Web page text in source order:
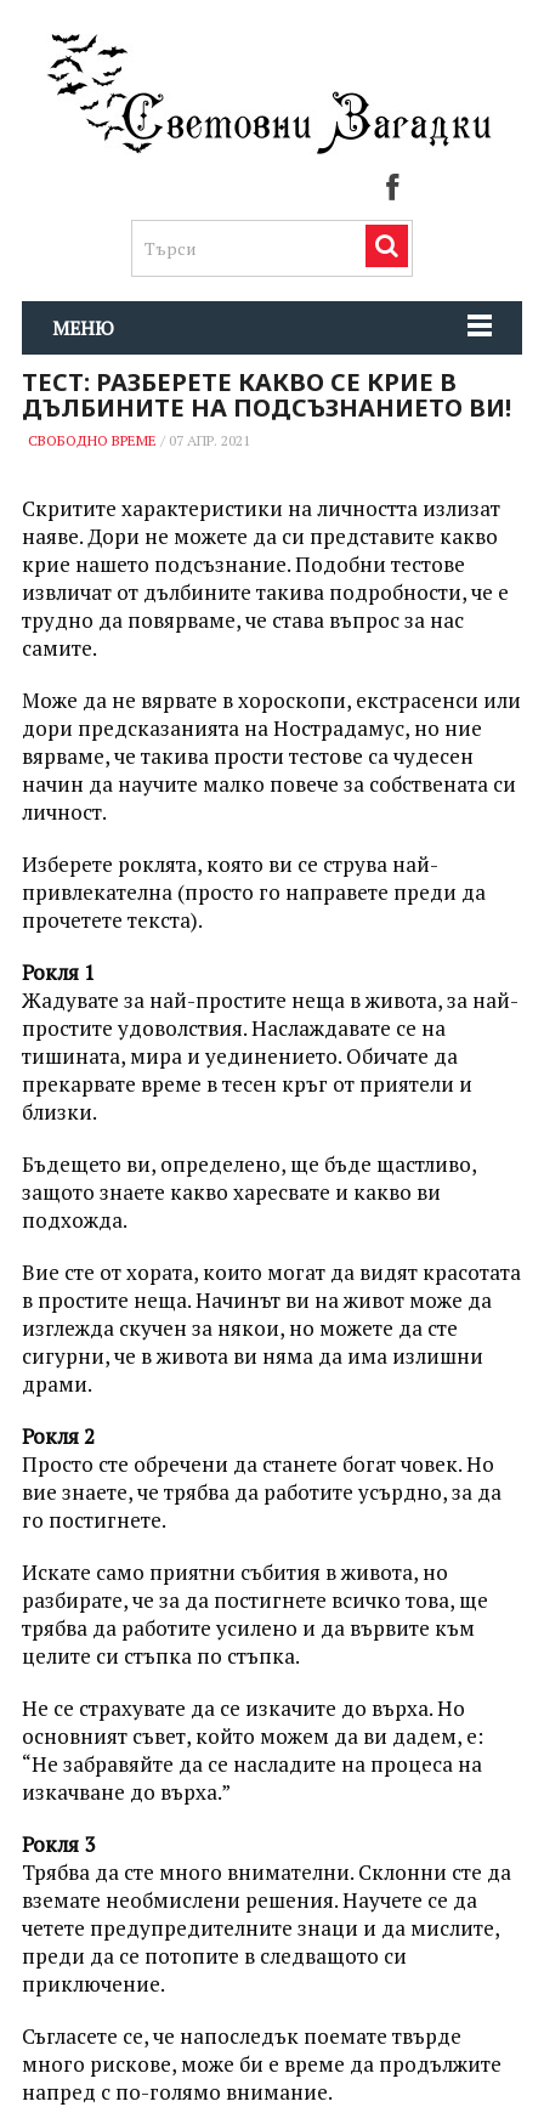
МЕНЮ
ТЕСТ: РАЗБЕРЕТЕ КАКВО СЕ КРИЕ В
ДЪЛБИНИТЕ НА ПОДСЪЗНАНИЕТО ВИ!
СВОБОДНО ВРЕМЕ / 07 АПР. 2021
Скритите характеристики на личността излизат
наяве. Дори не можете да си представите какво
крие нашето подсъзнание. Подобни тестове
извличат от дълбините такива подробности, че е
трудно да повярваме, че става въпрос за нас
самите.
Може да не вярвате в хороскопи, екстрасенси или
дори предсказанията на Нострадамус, но ние
вярваме, че такива прости тестове са чудесен
начин да научите малко повече за собствената си
личност.
Изберете роклята, която ви се струва най-
привлекателна (просто го направете преди да
прочетете текста).
Рокля 1
Жадувате за най-простите неща в живота, за най-
простите удоволствия. Наслаждавате се на
тишината, мира и уединението. Обичате да
прекарвате време в тесен кръг от приятели и
близки.
Бъдещето ви, определено, ще бъде щастливо,
защото знаете какво харесвате и какво ви
подхожда.
Вие сте от хората, които могат да видят красотата
в простите неща. Начинът ви на живот може да
изглежда скучен за някои, но можете да сте
сигурни, че в живота ви няма да има излишни
драми.
Рокля 2
Просто сте обречени да станете богат човек. Но
вие знаете, че трябва да работите усърдно, за да
го постигнете.
Искате само приятни събития в живота, но
разбирате, че за да постигнете всичко това, ще
трябва да работите усилено и да вървите към
целите си стъпка по стъпка.
Не се страхувате да се изкачите до върха. Но
основният съвет, който можем да ви дадем, е:
“Не забравяйте да се насладите на процеса на
изкачване до върха.”
Рокля 3
Трябва да сте много внимателни. Склонни сте да
вземате необмислени решения. Научете се да
четете предупредителните знаци и да мислите,
преди да се потопите в следващото си
приключение.
Съгласете се, че напоследък поемате твърде
много рискове, може би е време да продължите
напред с по-голямо внимание.